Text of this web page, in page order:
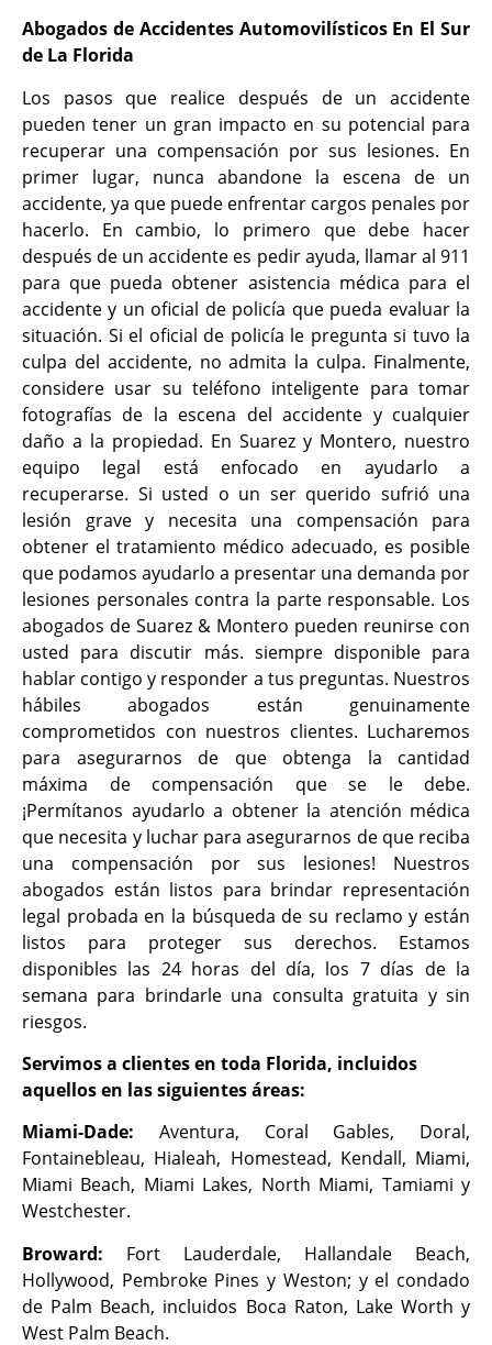
Abogados de Accidentes Automovilísticos En El Sur
de La Florida
Los pasos que realice después de un accidente
pueden tener un gran impacto en su potencial para
recuperar una compensación por sus lesiones. En
primer lugar, nunca abandone la escena de un
accidente, ya que puede enfrentar cargos penales por
hacerlo. En cambio, lo primero que debe hacer
después de un accidente es pedir ayuda, llamar al 911
para que pueda obtener asistencia médica para el
accidente y un oficial de policía que pueda evaluar la
situación. Si el oficial de policía le pregunta si tuvo la
culpa del accidente, no admita la culpa. Finalmente,
considere usar su teléfono inteligente para tomar
fotografías de la escena del accidente y cualquier
daño a la propiedad. En Suarez y Montero, nuestro
equipo legal está enfocado en ayudarlo a
recuperarse. Si usted o un ser querido sufrió una
lesión grave y necesita una compensación para
obtener el tratamiento médico adecuado, es posible
que podamos ayudarlo a presentar una demanda por
lesiones personales contra la parte responsable. Los
abogados de Suarez & Montero pueden reunirse con
usted para discutir más. siempre disponible para
hablar contigo y responder a tus preguntas. Nuestros
hábiles abogados están genuinamente
comprometidos con nuestros clientes. Lucharemos
para asegurarnos de que obtenga la cantidad
máxima de compensación que se le debe.
¡Permítanos ayudarlo a obtener la atención médica
que necesita y luchar para asegurarnos de que reciba
una compensación por sus lesiones! Nuestros
abogados están listos para brindar representación
legal probada en la búsqueda de su reclamo y están
listos para proteger sus derechos. Estamos
disponibles las 24 horas del día, los 7 días de la
semana para brindarle una consulta gratuita y sin
riesgos.
Servimos a clientes en toda Florida, incluidos
aquellos en las siguientes áreas:
Miami-Dade: Aventura, Coral Gables, Doral,
Fontainebleau, Hialeah, Homestead, Kendall, Miami,
Miami Beach, Miami Lakes, North Miami, Tamiami y
Westchester.
Broward: Fort Lauderdale, Hallandale Beach,
Hollywood, Pembroke Pines y Weston; y el condado
de Palm Beach, incluidos Boca Raton, Lake Worth y
West Palm Beach.